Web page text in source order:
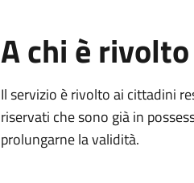
A chi è rivolto
Il servizio è rivolto ai cittadini
riservati che sono già in
prolungarne la validità.